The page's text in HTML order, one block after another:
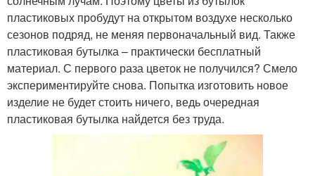
пластиковых пробудут на открытом воздухе несколько
сезонов подряд, не меняя первоначальный вид. Также
пластиковая бутылка – практически бесплатный
материал. С первого раза цветок не получился? Смело
экспериментируйте снова. Попытка изготовить новое
изделие не будет стоить ничего, ведь очередная
пластиковая бутылка найдется без труда.